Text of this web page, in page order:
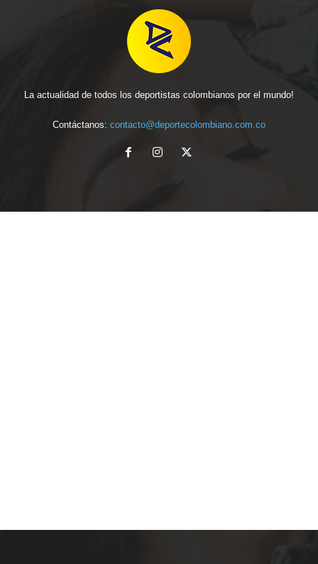
La actualidad de todos los deportistas colombianos por el mundo!
Contáctanos: contacto@deportecolombiano.com.co